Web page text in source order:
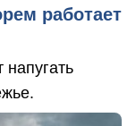
работает
напугать